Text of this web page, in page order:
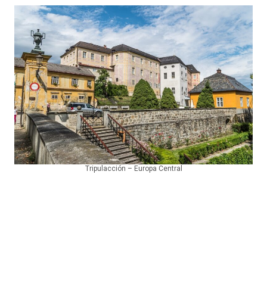
Tripulacción – Europa Central